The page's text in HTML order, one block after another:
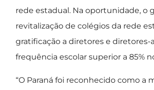
rede estadual. Na oportunidade, o
revitalização de colégios da rede
gratificação a diretores e
frequência escolar superior a 85%
“O Paraná foi reconhecido como a